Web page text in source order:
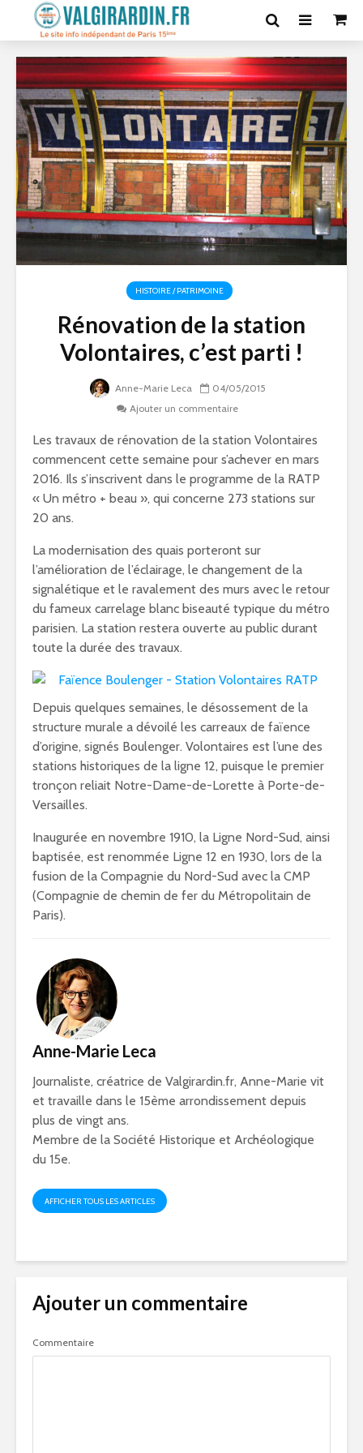
HISTOIRE / PATRIMOINE
Rénovation de la station
Volontaires, c’est parti !
Anne-Marie Leca
04/05/2015
Ajouter un commentaire
Les travaux de rénovation de la station Volontaires
commencent cette semaine pour s’achever en mars
2016. Ils s’inscrivent dans le programme de la RATP
« Un métro + beau », qui concerne 273 stations sur
20 ans.
La modernisation des quais porteront sur
l’amélioration de l’éclairage, le changement de la
signalétique et le ravalement des murs avec le retour
du fameux carrelage blanc biseauté typique du métro
parisien. La station restera ouverte au public durant
toute la durée des travaux.
Depuis quelques semaines, le désossement de la
structure murale a dévoilé les carreaux de faïence
d’origine, signés Boulenger. Volontaires est l’une des
stations historiques de la ligne 12, puisque le premier
tronçon reliait Notre-Dame-de-Lorette à Porte-de-
Versailles.
Inaugurée en novembre 1910, la Ligne Nord-Sud, ainsi
baptisée, est renommée Ligne 12 en 1930, lors de la
fusion de la Compagnie du Nord-Sud avec la CMP
(Compagnie de chemin de fer du Métropolitain de
Paris).
Anne-Marie Leca
Journaliste, créatrice de Valgirardin.fr, Anne-Marie vit
et travaille dans le 15ème arrondissement depuis
plus de vingt ans.
Membre de la Société Historique et Archéologique
du 15e.
AFFICHER TOUS LES ARTICLES
Ajouter un commentaire
Commentaire